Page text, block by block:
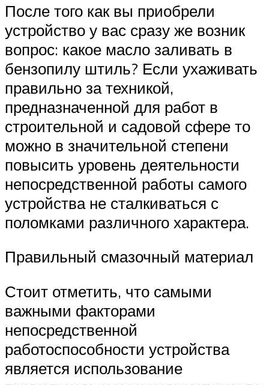
После того как вы приобрели
устройство у вас сразу же возник
вопрос: какое масло заливать в
бензопилу штиль? Если ухаживать
правильно за техникой,
предназначенной для работ в
строительной и садовой сфере то
можно в значительной степени
повысить уровень деятельности
непосредственной работы самого
устройства не сталкиваться с
поломками различного характера.
Правильный смазочный материал
Стоит отметить, что самыми
важными факторами
непосредственной
работоспособности устройства
является использование